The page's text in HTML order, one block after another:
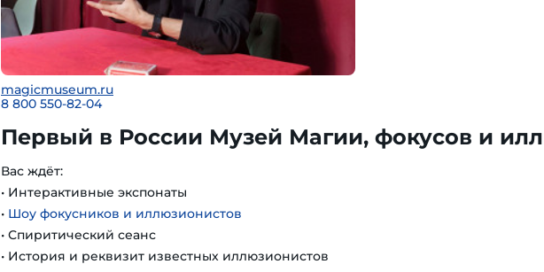
magicmuseum.ru
8 800 550-82-04
Первый в России Музей Магии, фокусов и
Вас ждёт:
• Интерактивные экспонаты
• Шоу фокусников и иллюзионистов
• Спиритический сеанс
• История и реквизит известных иллюзионистов